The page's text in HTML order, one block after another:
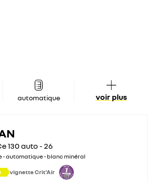
automatique voir plus
130 auto - 26
- automatique - blanc minéral
vignette Crit'Air